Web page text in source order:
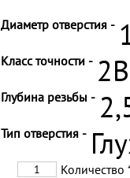
Диаметр отверстия -
Класс точности - 2B
Глубина резьбы -
Тип отверстия -
Количество